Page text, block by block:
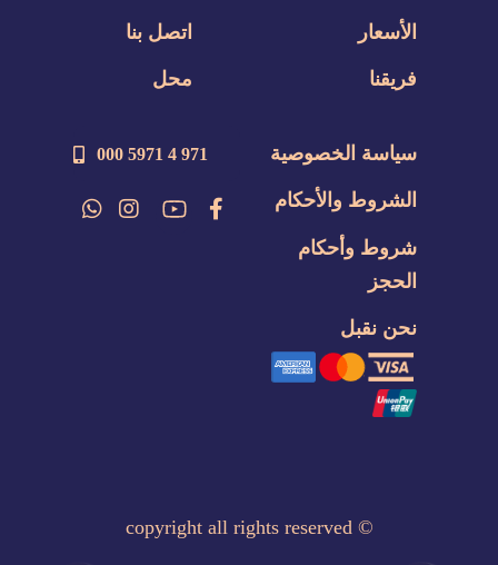
الأسعار
فريقنا
اتصل بنا
محل
سياسة الخصوصية
الشروط والأحكام
شروط وأحكام
الحجز
نحن نقبل
971 4 5971 000
©
copyright all rights reserved